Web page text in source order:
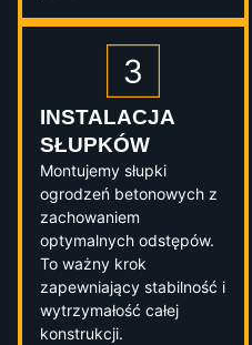
INSTALACJA
SŁUPKÓW
Montujemy słupki
ogrodzeń betonowych z
zachowaniem
optymalnych odstępów.
To ważny krok
zapewniający stabilność i
wytrzymałość całej
konstrukcji.